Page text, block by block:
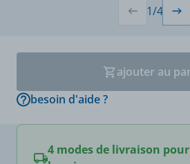
1/4
ajouter au
besoin d'aide ?
4 modes de livraison